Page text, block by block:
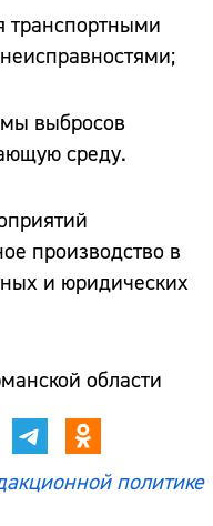
транспортными
выбросов
среду.
производство в
и юридических
области
политике